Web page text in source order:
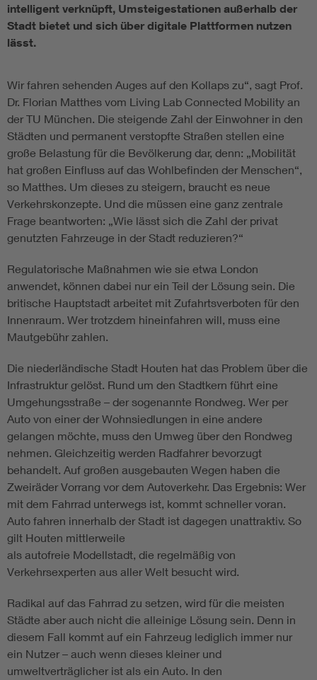
Energy efficiency
Functional safety
intelligent verknüpft, Umsteigestationen außerhalb der
Stadt bietet und sich über digitale Plattformen nutzen
lässt.
Wir fahren sehenden Auges auf den Kollaps zu“, sagt Prof.
Dr. Florian Matthes vom Living Lab Connected Mobility an
der TU München. Die steigende Zahl der Einwohner in den
Städten und permanent verstopfte Straßen stellen eine
große Belastung für die Bevölkerung dar, denn: „Mobilität
hat großen Einfluss auf das Wohlbefinden der Menschen“,
so Matthes. Um dieses zu steigern, braucht es neue
Verkehrskonzepte. Und die müssen eine ganz zentrale
Frage beantworten: „Wie lässt sich die Zahl der privat
genutzten Fahrzeuge in der Stadt reduzieren?“
Regulatorische Maßnahmen wie sie etwa London
anwendet, können dabei nur ein Teil der Lösung sein. Die
britische Hauptstadt arbeitet mit Zufahrtsverboten für den
Innenraum. Wer trotzdem hineinfahren will, muss eine
Mautgebühr zahlen.
Die niederländische Stadt Houten hat das Problem über die
Infrastruktur gelöst. Rund um den Stadtkern führt eine
Umgehungsstraße – der sogenannte Rondweg. Wer per
Auto von einer der Wohnsiedlungen in eine andere
gelangen möchte, muss den Umweg über den Rondweg
nehmen. Gleichzeitig werden Radfahrer bevorzugt
behandelt. Auf großen ausgebauten Wegen haben die
Zweiräder Vorrang vor dem Autoverkehr. Das Ergebnis: Wer
mit dem Fahrrad unterwegs ist, kommt schneller voran.
Auto fahren innerhalb der Stadt ist dagegen unattraktiv. So
gilt Houten mittlerweile
als autofreie Modellstadt, die regelmäßig von
Verkehrsexperten aus aller Welt besucht wird.
Radikal auf das Fahrrad zu setzen, wird für die meisten
Städte aber auch nicht die alleinige Lösung sein. Denn in
diesem Fall kommt auf ein Fahrzeug lediglich immer nur
ein Nutzer – auch wenn dieses kleiner und
umweltverträglicher ist als ein Auto. In den